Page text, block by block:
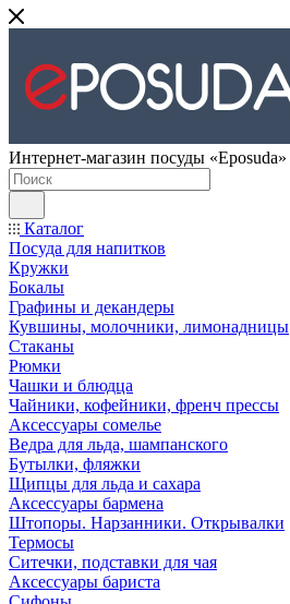
Интернет-магазин посуды «Eposuda»
Каталог
Посуда для напитков
Кружки
Бокалы
Графины и декандеры
Кувшины, молочники, лимонадницы
Стаканы
Рюмки
Чашки и блюдца
Чайники, кофейники, френч прессы
Аксессуары сомелье
Ведра для льда, шампанского
Бутылки, фляжки
Щипцы для льда и сахара
Аксессуары бармена
Штопоры. Нарзанники. Открывалки
Термосы
Ситечки, подставки для чая
Аксессуары бариста